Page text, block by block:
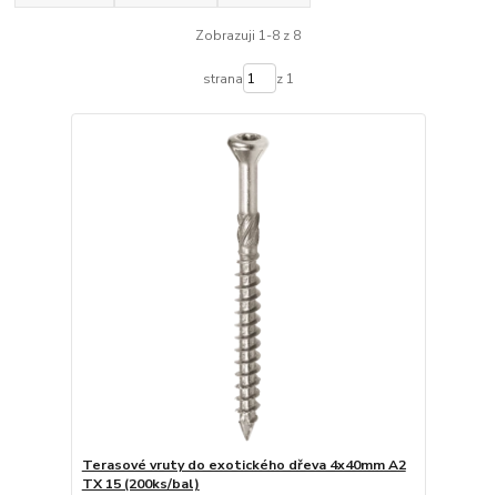
Zobrazuji 1-8 z 8
strana z 1
Terasové vruty do exotického dřeva 4x40mm A2
TX 15 (200ks/bal)